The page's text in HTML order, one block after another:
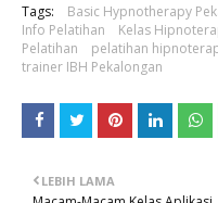
Tags: Basic Hypnotherapy
Info Pelatihan
Kelas
Pelatihan
pelatihan
trainer IBH Pekalongan
LEBIH LAMA